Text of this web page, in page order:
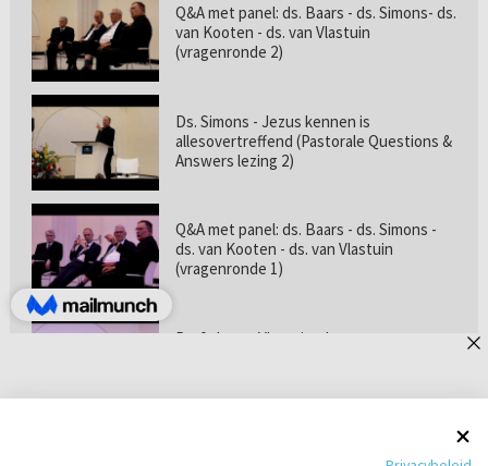
Q&A met panel: ds. Baars - ds. Simons- ds.
van Kooten - ds. van Vlastuin
(vragenronde 2)
Ds. Simons - Jezus kennen is
allesovertreffend (Pastorale Questions &
Answers lezing 2)
Q&A met panel: ds. Baars - ds. Simons -
ds. van Kooten - ds. van Vlastuin
(vragenronde 1)
Prof. dr. van Vlastuin - Is